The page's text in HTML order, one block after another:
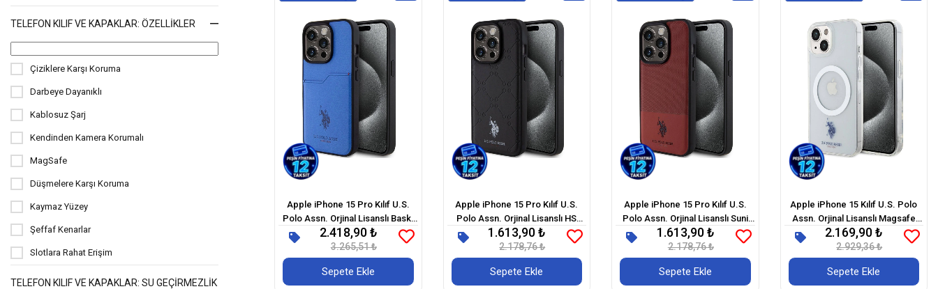
TELEFON KILIF VE KAPAKLAR: ÖZELLIKLER
Çiziklere Karşı Koruma
Darbeye Dayanıklı
Kablosuz Şarj
Kendinden Kamera Korumalı
MagSafe
Düşmelere Karşı Koruma
Kaymaz Yüzey
Şeffaf Kenarlar
Slotlara Rahat Erişim
TELEFON KILIF VE KAPAKLAR: SU GEÇIRMEZLIK
Apple iPhone 15 Pro Kılıf U.S.
Polo Assn. Orjinal Lisanslı Baskı
Logolu PU Kartlıklı Kapak
2.418,90 ₺
3.265,51 ₺
Sepete Ekle
Apple iPhone 15 Pro Kılıf U.S.
Polo Assn. Orjinal Lisanslı HS
Desenli Baskı Logolu Suni Deri
Kapak
1.613,90 ₺
2.178,76 ₺
Sepete Ekle
Apple iPhone 15 Pro Kılıf U.S.
Polo Assn. Orjinal Lisanslı Suni
Deri Arka Yüzey Baskı Logolu
Örgü Desenli Kapak
1.613,90 ₺
2.178,76 ₺
Sepete Ekle
Apple iPhone 15 Kılıf U.S. Polo
Assn. Orjinal Lisanslı Magsafe
Şarj Özellikli Transparan Tasarım
Kapak
2.169,90 ₺
2.929,36 ₺
Sepete Ekle